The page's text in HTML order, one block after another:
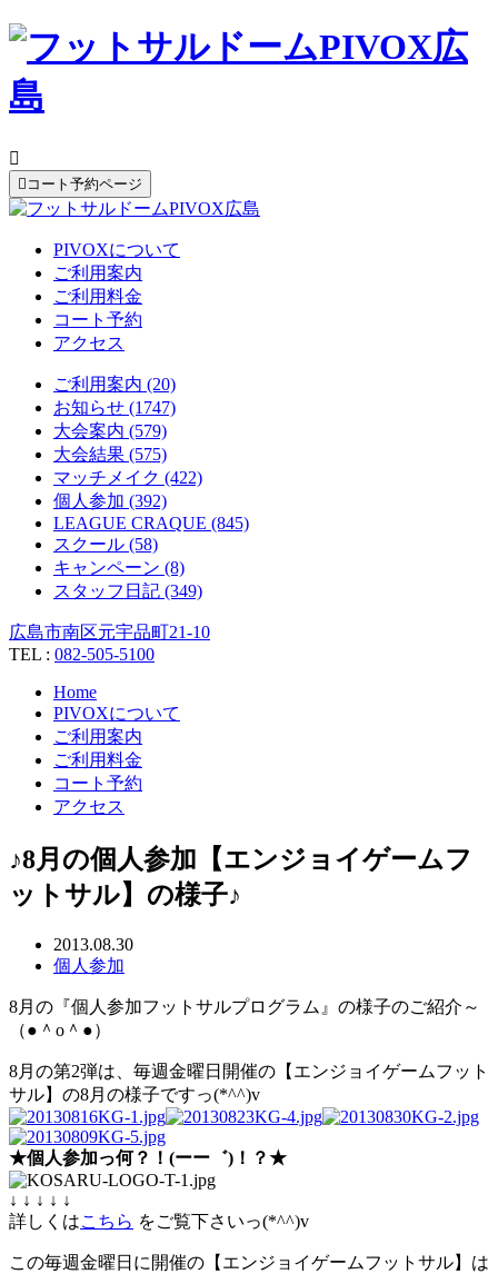

 コート予約ページ
PIVOXについて
ご利用案内
ご利用料金
コート予約
アクセス
ご利用案内 (20)
お知らせ (1747)
大会案内 (579)
大会結果 (575)
マッチメイク (422)
個人参加 (392)
LEAGUE CRAQUE (845)
スクール (58)
キャンペーン (8)
スタッフ日記 (349)
広島市南区元宇品町21-10
TEL : 082-505-5100
Home
PIVOXについて
ご利用案内
ご利用料金
コート予約
アクセス
♪8月の個人参加【エンジョイゲームフ
ットサル】の様子♪
2013.08.30
個人参加
8月の『個人参加フットサルプログラム』の様子のご紹介～
（●＾o＾●）
8月の第2弾は、毎週金曜日開催の【エンジョイゲームフット
サル】の8月の様子ですっ(*^^)v
★個人参加っ何？！(ーー゛)！？★
↓ ↓ ↓ ↓ ↓
詳しくはこちら をご覧下さいっ(*^^)v
この毎週金曜日に開催の【エンジョイゲームフットサル】は